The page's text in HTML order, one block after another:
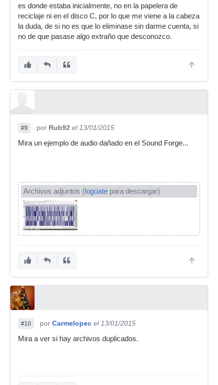
es donde estaba inicialmente, no en la papelera de
reciclaje ni en el disco C, por lo que me viene a la cabeza
la duda, de si no es que lo eliminase sin darme cuenta, si
no de que pasase algo extraño que desconozco.
#9 por Rub92 el 13/01/2015
Mira un ejemplo de audio dañado en el Sound Forge...
Archivos adjuntos (logúate para descargar)
#10 por Carmelopec el 13/01/2015
Mira a ver si hay archivos duplicados.